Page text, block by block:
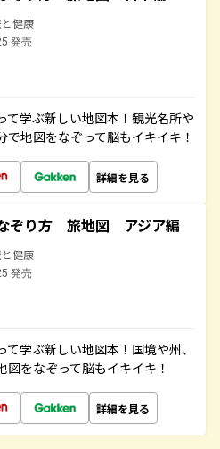
健康
発売
て学ぶ新しい地図本！観光名所や
地図をなぞって脳もイキイキ！
詳細を見る
ぞり方 旅地図 アジア編
健康
発売
学ぶ新しい地図本！国境や州、
をなぞって脳もイキイキ！
詳細を見る